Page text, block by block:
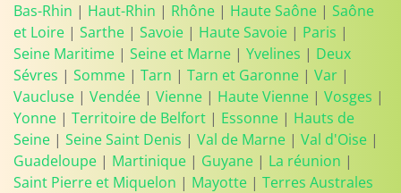
Bas-Rhin | Haut-Rhin | Rhône | Haute Saône | Saône
et Loire | Sarthe | Savoie | Haute Savoie | Paris |
Seine Maritime | Seine et Marne | Yvelines | Deux
Sévres | Somme | Tarn | Tarn et Garonne | Var |
Vaucluse | Vendée | Vienne | Haute Vienne | Vosges |
Yonne | Territoire de Belfort | Essonne | Hauts de
Seine | Seine Saint Denis | Val de Marne | Val d'Oise |
Guadeloupe | Martinique | Guyane | La réunion |
Saint Pierre et Miquelon | Mayotte | Terres Australes